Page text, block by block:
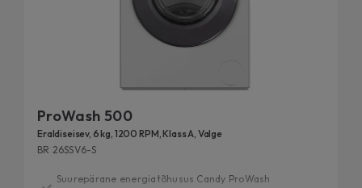
ProWash 500
Eraldiseisev, 6 kg, 1200 RPM, Klass A, Valge
BR 26SSV6-S
Suurepärane energiatõhusus Candy ProWash